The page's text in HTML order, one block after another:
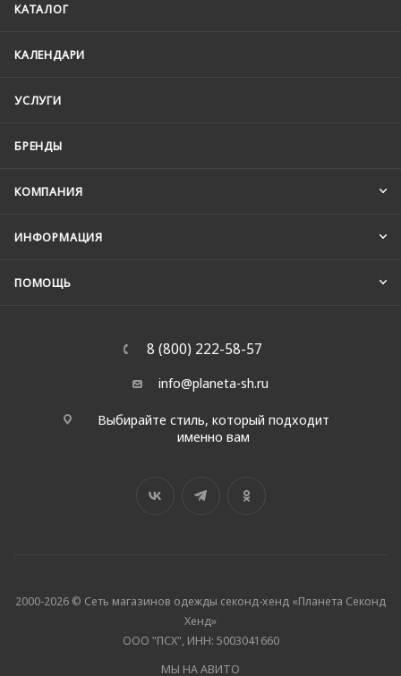
КАТАЛОГ
КАЛЕНДАРИ
УСЛУГИ
БРЕНДЫ
КОМПАНИЯ
ИНФОРМАЦИЯ
ПОМОЩЬ
8 (800) 222-58-57
info@planeta-sh.ru
Выбирайте стиль, который подходит
именно вам
2000-2026 © Сеть магазинов одежды секонд-хенд «Планета Секонд
Хенд»
ООО "ПСХ", ИНН: 5003041660
МЫ НА АВИТО